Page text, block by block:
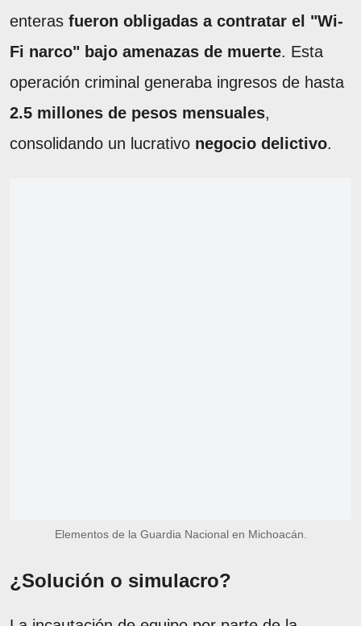
enteras fueron obligadas a contratar el "Wi-
Fi narco" bajo amenazas de muerte. Esta
operación criminal generaba ingresos de hasta
2.5 millones de pesos mensuales,
consolidando un lucrativo negocio delictivo.
Elementos de la Guardia Nacional en Michoacán.
¿Solución o simulacro?